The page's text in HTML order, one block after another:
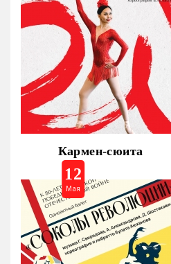
Кармен-сюита
12
Мая